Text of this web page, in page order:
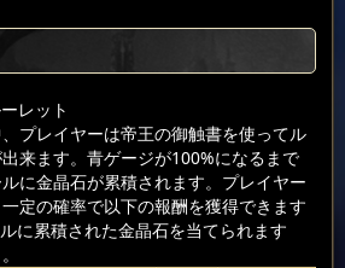
レット
プレイヤーは帝王の御触書を使ってル
来ます。青ゲージが100%になるまで
に金晶石が累積されます。プレイヤー
定の確率で以下の報酬を獲得できます
に累積された金晶石を当てられます